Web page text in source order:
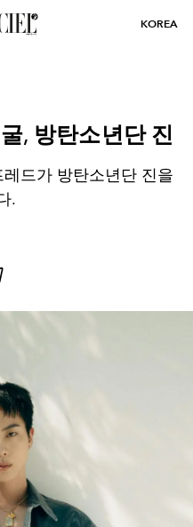
KOREA
, 방탄소년단 진
드가 방탄소년단 진을
.